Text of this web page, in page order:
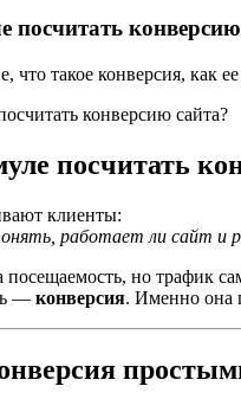
посчитать конверсию
что такое конверсия, как
посчитать
клиенты:
работает ли сайт и
но трафик
— конверсия. Именно она